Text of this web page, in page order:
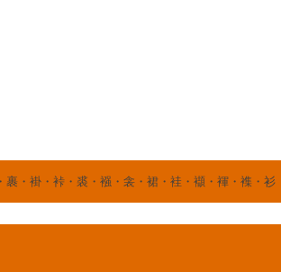
・褂・裃・裘・襁・衾・裙・袿・襭・褌・襍・衫